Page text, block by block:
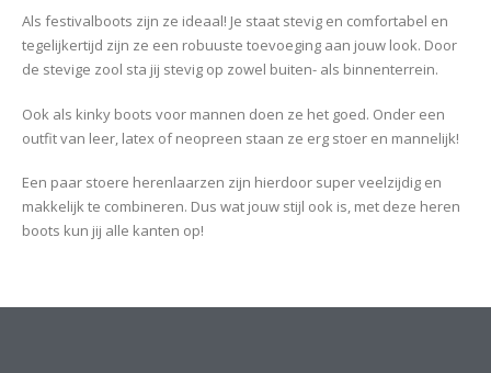
Als festivalboots zijn ze ideaal! Je staat stevig en comfortabel en
tegelijkertijd zijn ze een robuuste toevoeging aan jouw look. Door
de stevige zool sta jij stevig op zowel buiten- als binnenterrein.
Ook als kinky boots voor mannen doen ze het goed. Onder een
outfit van leer, latex of neopreen staan ze erg stoer en mannelijk!
Een paar stoere herenlaarzen zijn hierdoor super veelzijdig en
makkelijk te combineren. Dus wat jouw stijl ook is, met deze heren
boots kun jij alle kanten op!